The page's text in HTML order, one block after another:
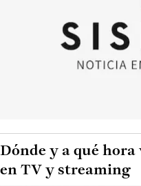
Dónde y a qué
en TV y streaming